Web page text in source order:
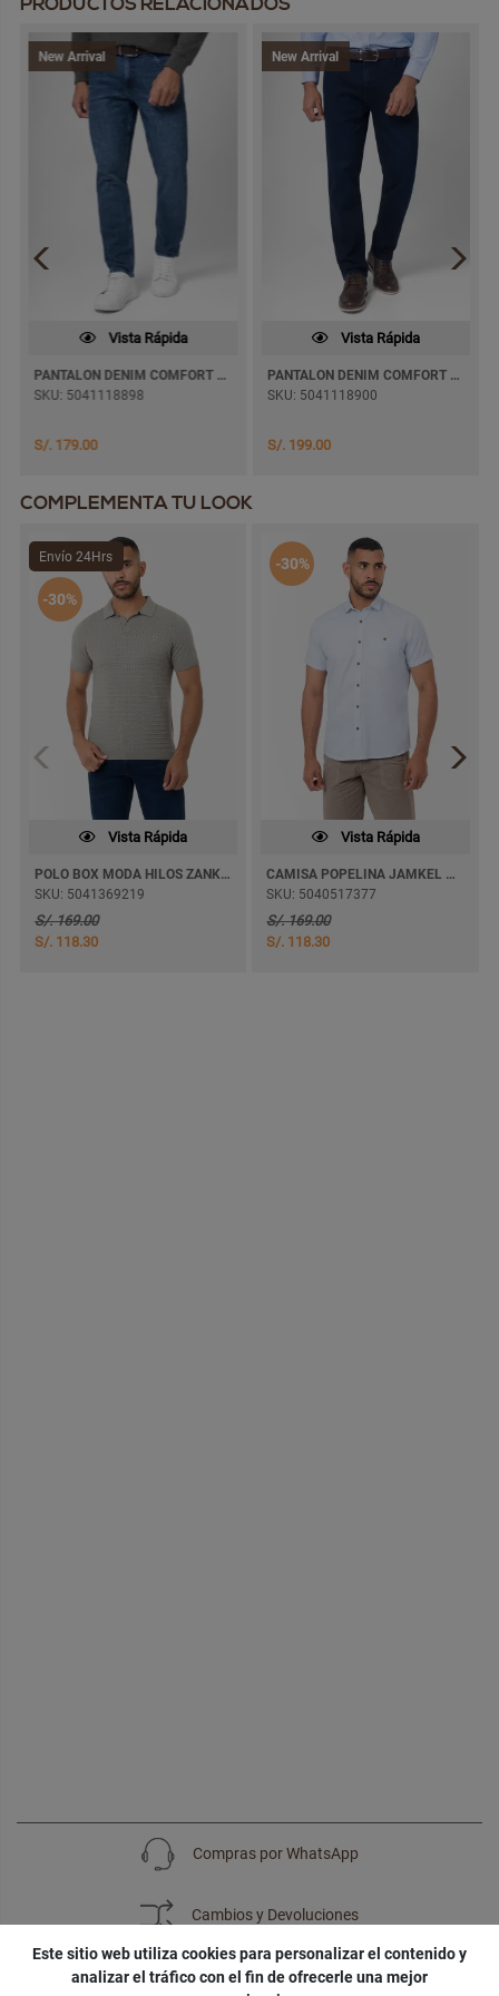
PRODUCTOS RELACIONADOS
New Arrival
Vista Rápida
PANTALON DENIM COMFORT MAXWELL PITILLO
SKU: 5041118898
S/. 179.00
New Arrival
Vista Rápida
PANTALON DENIM COMFORT PAUL JEANS SEMI PITILLO
SKU: 5041118900
S/. 199.00
COMPLEMENTA TU LOOK
Envío 24Hrs
-30%
Vista Rápida
POLO BOX MODA HILOS ZANKET M/CORTA
SKU: 5041369219
S/. 169.00
S/. 118.30
-30%
Vista Rápida
CAMISA POPELINA JAMKEL M/CORTA
SKU: 5040517377
S/. 169.00
S/. 118.30
Compras por WhatsApp
Cambios y Devoluciones
Este sitio web utiliza cookies para personalizar el contenido y
analizar el tráfico con el fin de ofrecerle una mejor